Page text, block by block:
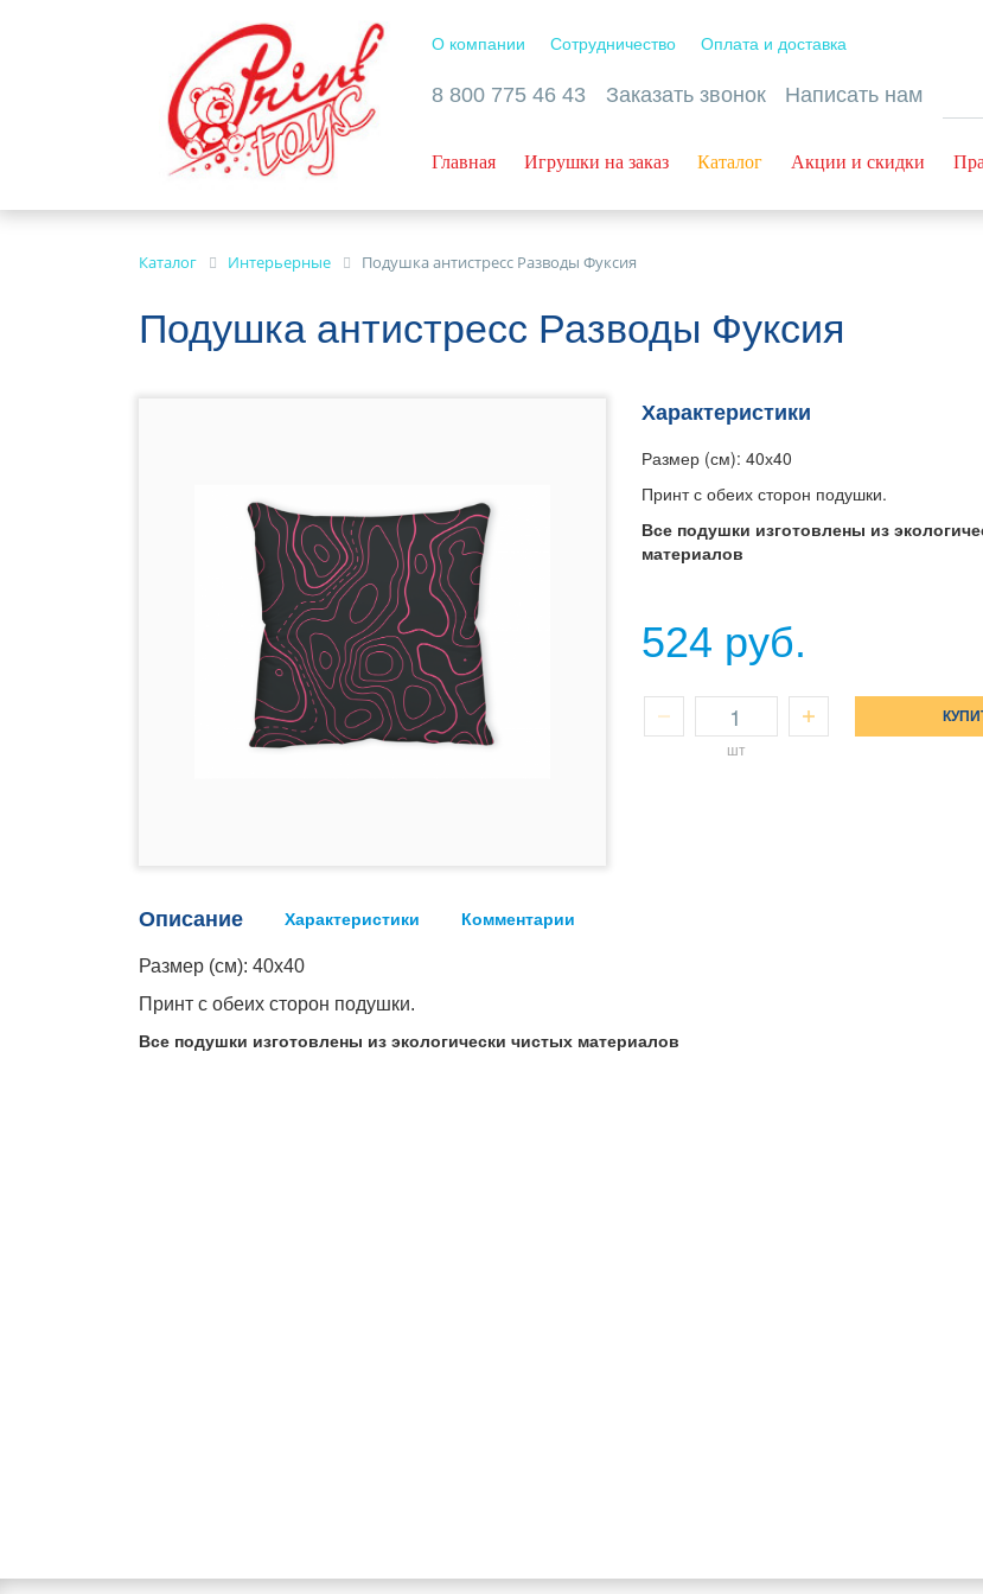
О компании Сотрудничество Оплата и доставка
8 800 775 46 43 Заказать звонок Написать нам
Главная Игрушки на заказ Каталог Акции и скидки
Каталог Интерьерные Подушка антистресс Разводы Фуксия
Подушка антистресс Разводы Фуксия
Характеристики
Размер (см): 40х40
Принт с обеих сторон подушки.
Все подушки изготовлены из
материалов
524 руб.
шт
Описание Характеристики Комментарии
Размер (см): 40х40
Принт с обеих сторон подушки.
Все подушки изготовлены из экологически чистых материалов